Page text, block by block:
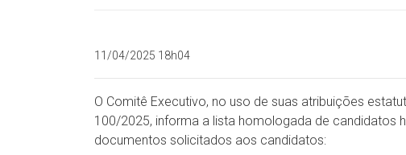
11/04/2025 18h04
O Comitê Executivo, no uso de suas atribuições
100/2025, informa a lista homologada de
documentos solicitados aos candidatos: